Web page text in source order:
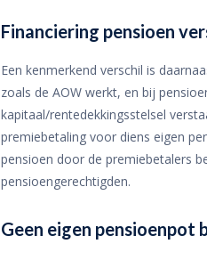
Financiering pensioen
Een kenmerkend verschil is
zoals de AOW werkt, en bij
kapitaal/rentedekkingsstelsel
premiebetaling voor diens eigen
pensioen door de premiebetalers
pensioengerechtigden.
Geen eigen pensioenpot